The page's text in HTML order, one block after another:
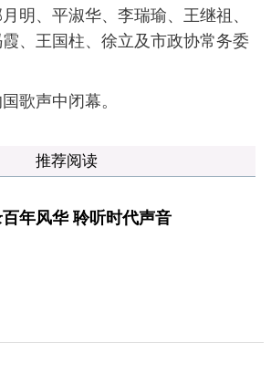
明、平淑华、李瑞瑜、王继祖、
、王国柱、徐立及市政协常务委
声中闭幕。
推荐阅读
年风华 聆听时代声音